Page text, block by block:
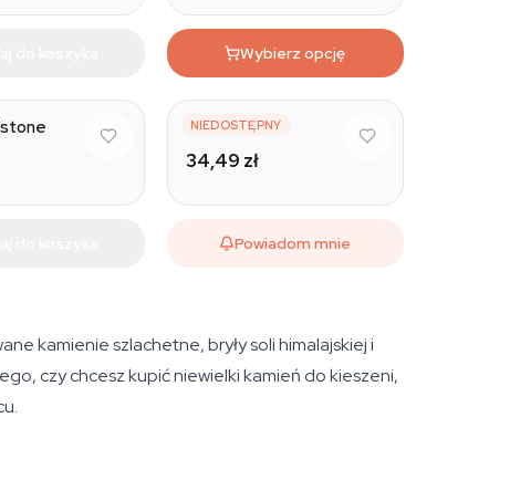
Wybierz opcję
NIEDOSTĘPNY
Malachit
34,49 zł
Powiadom mnie
kamienie szlachetne, bryły soli himalajskiej i
czy chcesz kupić niewielki kamień do kieszeni,